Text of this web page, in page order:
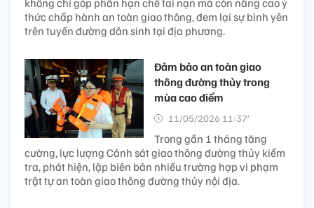
thức chấp hành an toàn giao thông, đem lại sự bình yên
trên tuyến đường dân sinh tại địa phương.
Đảm bảo an toàn giao
thông đường thủy trong
mùa cao điểm
11/05/2026 11:37’
Trong gần 1 tháng tăng
cường, lực lượng Cảnh sát giao thông đường thủy kiểm
tra, phát hiện, lập biên bản nhiều trường hợp vi phạm
trật tự an toàn giao thông đường thủy nội địa.